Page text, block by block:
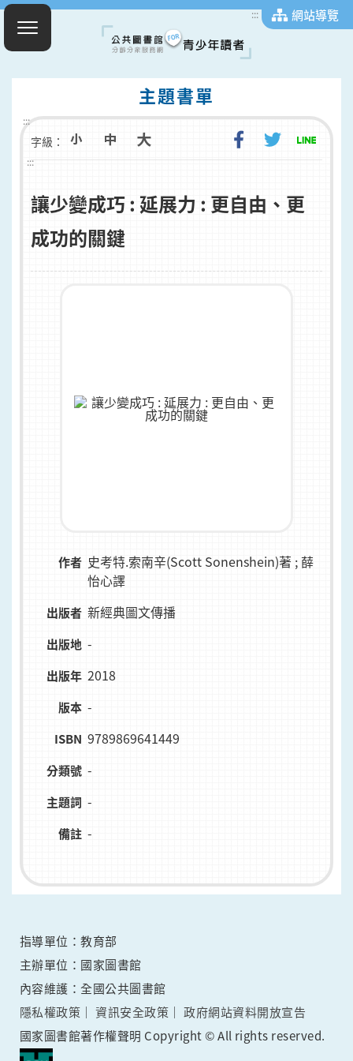
::: 網站導覽
主題書單
:::
字級：
:::
讓少變成巧 : 延展力 : 更自由、更
成功的關鍵
作者 史考特.索南辛(Scott Sonenshein)著 ; 薛
怡心譯
出版者 新經典圖文傳播
出版地 -
出版年 2018
版本 -
ISBN 9789869641449
分類號 -
主題詞 -
備註 -
指導單位：教育部
主辦單位：國家圖書館
內容維護：全國公共圖書館
隱私權政策
資訊安全政策
政府網站資料開放宣告
國家圖書館著作權聲明 Copyright © All rights reserved.